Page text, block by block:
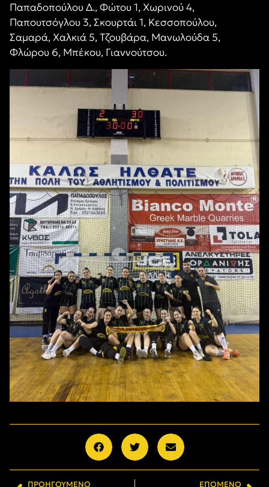
Παπαδοπούλου Δ., Φώτου 1, Χωρινού 4,
Παπουτσόγλου 3, Σκουρτάι 1, Κεσσοπούλου,
Σαμαρά, Χαλκιά 5, Τζουβάρα, Μανωλούδα 5,
Φλώρου 6, Μπέκου, Γιαννούτσου.
ΠΡΟΗΓΟΎΜΕΝΟ ΕΠΌΜΕΝΟ